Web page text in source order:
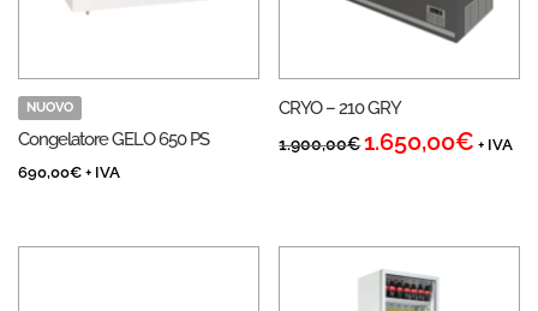
NUOVO
Congelatore GELO 650 PS
690,00€ + IVA
CRYO – 210 GRY
1.900,00€Il
1.900,00€.
1.650,00€ Il+ IVA